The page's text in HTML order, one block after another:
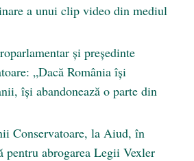
a unui clip video din mediul
și președinte
„Dacă România își
își abandonează o parte din
Conservatoare, la Aiud, în
pentru abrogarea Legii Vexler